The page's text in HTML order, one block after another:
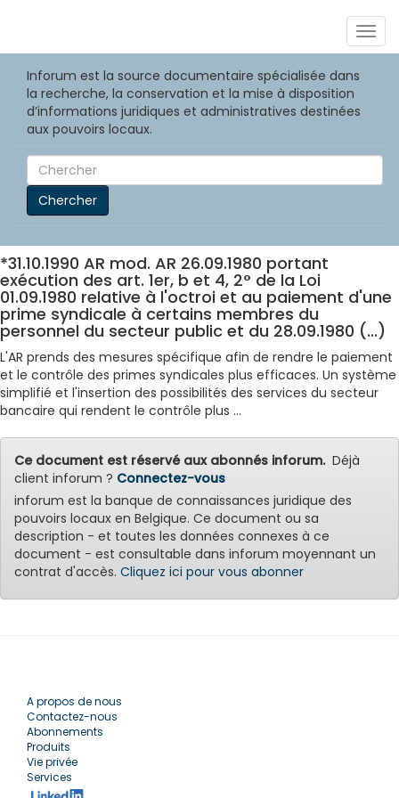
Inforum est la source documentaire spécialisée dans
la recherche, la conservation et la mise à disposition
d’informations juridiques et administratives destinées
aux pouvoirs locaux.
Chercher
*31.10.1990 AR mod. AR 26.09.1980 portant
exécution des art. 1er, b et 4, 2° de la Loi
01.09.1980 relative à l'octroi et au paiement d'une
prime syndicale à certains membres du
personnel du secteur public et du 28.09.1980 (...)
L'AR prends des mesures spécifique afin de rendre le paiement
et le contrôle des primes syndicales plus efficaces. Un système
simplifié et l'insertion des possibilités des services du secteur
bancaire qui rendent le contrôle plus ...
Ce document est réservé aux abonnés inforum.Déjà
client inforum ? Connectez-vous
inforum est la banque de connaissances juridique des
pouvoirs locaux en Belgique. Ce document ou sa
description - et toutes les données connexes à ce
document - est consultable dans inforum moyennant un
contrat d'accès. Cliquez ici pour vous abonner
A propos de nous
Contactez-nous
Abonnements
Produits
Vie privée
Services